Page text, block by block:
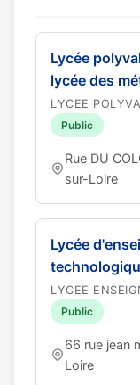
Lycée
lycée des
LYCEE
Public
Rue DU
sur-Loire
Lycée
LYCEE
Public
66 rue jean
Loire